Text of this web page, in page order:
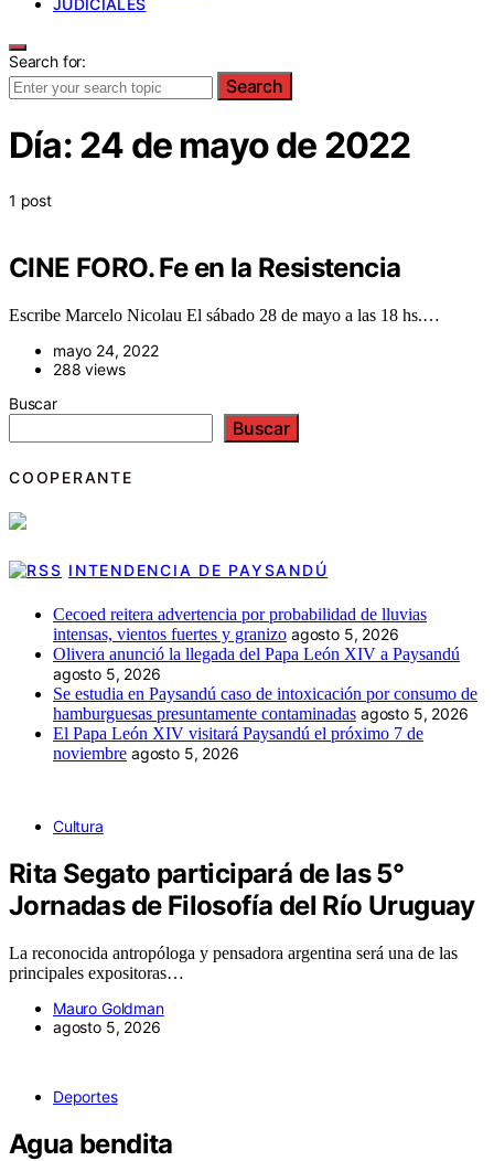
JUDICIALES
Search for:
Search
Día: 24 de mayo de 2022
1 post
CINE FORO. Fe en la Resistencia
Escribe Marcelo Nicolau El sábado 28 de mayo a las 18 hs.…
mayo 24, 2022
288 views
Buscar
Buscar
COOPERANTE
INTENDENCIA DE PAYSANDÚ
Cecoed reitera advertencia por probabilidad de lluvias
intensas, vientos fuertes y granizo agosto 5, 2026
Olivera anunció la llegada del Papa León XIV a Paysandú
agosto 5, 2026
Se estudia en Paysandú caso de intoxicación por consumo de
hamburguesas presuntamente contaminadas agosto 5, 2026
El Papa León XIV visitará Paysandú el próximo 7 de
noviembre agosto 5, 2026
Cultura
Rita Segato participará de las 5°
Jornadas de Filosofía del Río Uruguay
La reconocida antropóloga y pensadora argentina será una de las
principales expositoras…
Mauro Goldman
agosto 5, 2026
Deportes
Agua bendita